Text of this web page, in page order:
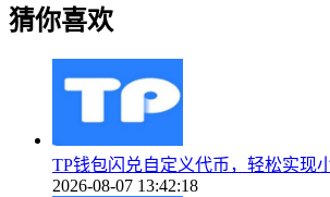
猜你喜欢
TP钱包闪兑自定义代币，轻松实现
2026-08-07 13:42:18